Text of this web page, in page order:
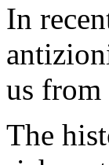
In
us from
The